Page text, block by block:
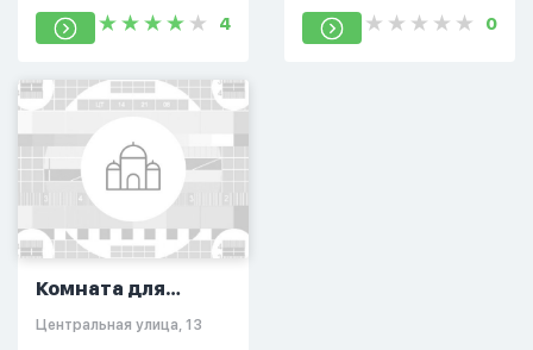
округ, Россия, 628334
4 0
Комната для
намаза
Центральная улица, 13